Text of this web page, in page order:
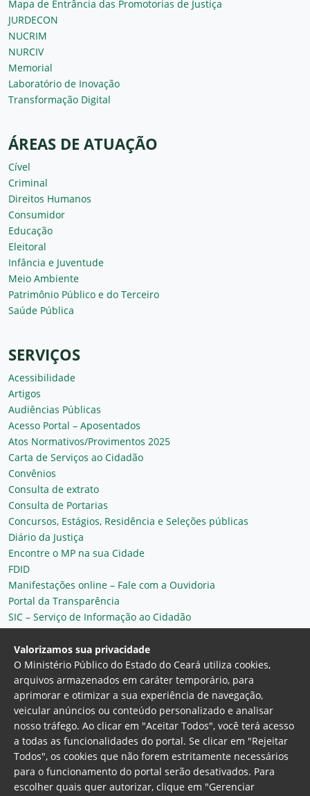
Mapa de Entrância das Promotorias de Justiça
JURDECON
NUCRIM
NURCIV
Memorial
Laboratório de Inovação
Transformação Digital
ÁREAS DE ATUAÇÃO
Cível
Criminal
Direitos Humanos
Consumidor
Educação
Eleitoral
Infância e Juventude
Meio Ambiente
Patrimônio Público e do Terceiro
Saúde Pública
SERVIÇOS
Acessibilidade
Artigos
Audiências Públicas
Acesso Portal – Aposentados
Atos Normativos/Provimentos 2025
Carta de Serviços ao Cidadão
Convênios
Consulta de extrato
Consulta de Portarias
Concursos, Estágios, Residência e Seleções públicas
Diário da Justiça
Encontre o MP na sua Cidade
FDID
Manifestações online – Fale com a Ouvidoria
Portal da Transparência
SIC – Serviço de Informação ao Cidadão
Plantão MP do Ceará
Secretaria Geral
Ministério Público do Estado do Ceará
Procuradoria Geral de Justiça Av. Gen. Afonso
Valorizamos sua privacidade
O Ministério Público do Estado do Ceará utiliza cookies,
arquivos armazenados em caráter temporário, para
aprimorar e otimizar a sua experiência de navegação,
veicular anúncios ou conteúdo personalizado e analisar
nosso tráfego. Ao clicar em "Aceitar Todos", você terá acesso
a todas as funcionalidades do portal. Se clicar em "Rejeitar
Todos", os cookies que não forem estritamente necessários
para o funcionamento do portal serão desativados. Para
escolher quais quer autorizar, clique em "Gerenciar